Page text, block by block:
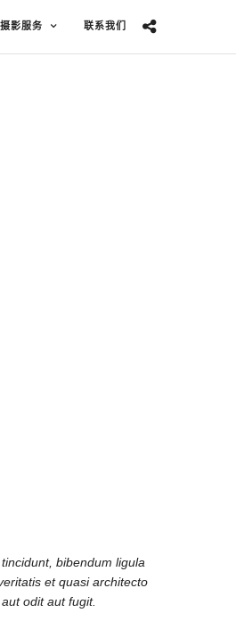
摄影服务 联系我们
bibendum ligula
et quasi architecto
odit aut fugit.